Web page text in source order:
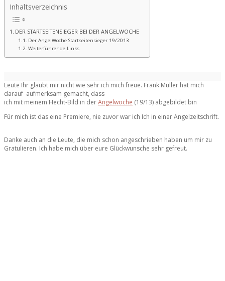
Inhaltsverzeichnis
DER STARTSEITENSIEGER BEI DER ANGELWOCHE
Der AngelWoche Startseitensieger 19/2013
Weiterführende Links
Leute Ihr glaubt mir nicht wie sehr ich mich freue. Frank Müller hat mich
darauf aufmerksam gemacht, dass
ich mit meinem Hecht-Bild in derAngelwoche (19/13) abgebildet bin
Für mich ist das eine Premiere, nie zuvor war ich Ich in einer Angelzeitschrift.
Danke auch an die Leute, die mich schon angeschrieben haben um mir zu
Gratulieren. Ich habe mich über eure Glückwunsche sehr gefreut.